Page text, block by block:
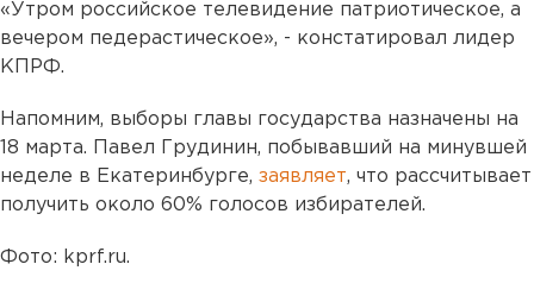
«Утром российское телевидение патриотическое, а
вечером педерастическое», - констатировал лидер
КПРФ.
Напомним, выборы главы государства назначены на
18 марта. Павел Грудинин, побывавший на минувшей
неделе в Екатеринбурге, заявляет, что рассчитывает
получить около 60% голосов избирателей.
Фото: kprf.ru.